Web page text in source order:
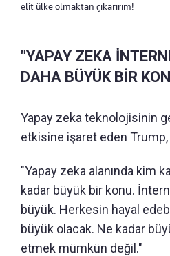
elit ülke olmaktan çıkarırım!
"YAPAY ZEKA
DAHA BÜYÜK BİR
Yapay zeka teknolojisinin
etkisine işaret eden Trump,
"Yapay zeka alanında kim
kadar büyük bir konu.
büyük. Herkesin hayal
büyük olacak. Ne kadar
etmek mümkün değil."